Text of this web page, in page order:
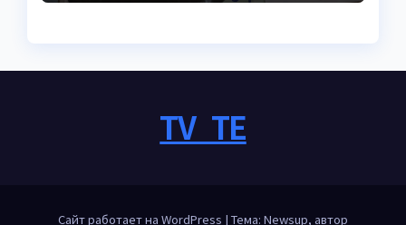
TV_TE
Сайт работает на WordPress | Тема: Newsup, автор